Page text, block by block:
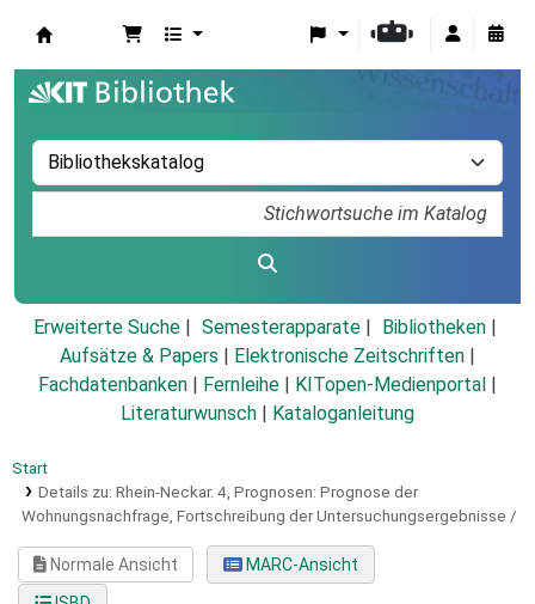
Erweiterte Suche Semesterapparate
Bibliotheken
Aufsätze & Papers
Elektronische Zeitschriften
Fachdatenbanken
Fernleihe KITopen-Medienportal
Literaturwunsch
Kataloganleitung
Start
Details zu: Rhein-Neckar. 4, Prognosen: Prognose der
Wohnungsnachfrage, Fortschreibung der Untersuchungsergebnisse /
Normale Ansicht
MARC-Ansicht